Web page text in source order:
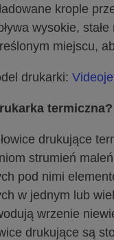
krople
wysokie,
miejscu,
drukarki:
termiczna?
drukujące
strumień
pod nimi
w jednym lub
wrzenie
drukujące są